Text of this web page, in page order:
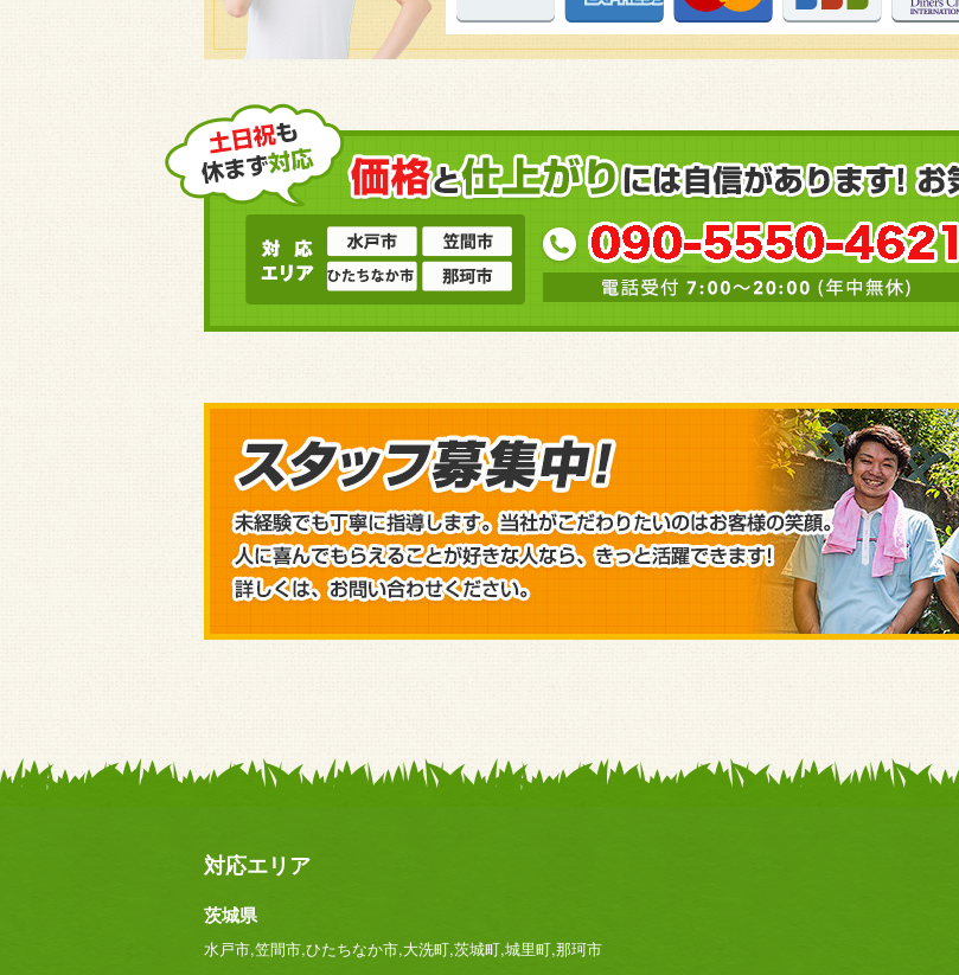
対応エリア
茨城県
水戸市,笠間市,ひたちなか市,大洗町,茨城町,城里町,那珂市